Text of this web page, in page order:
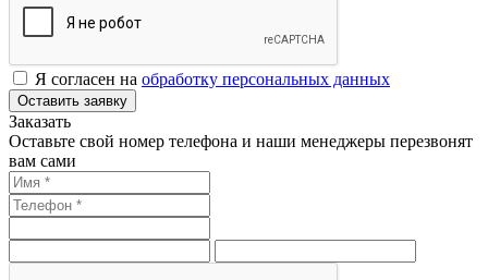
Я согласен на обработку персональных данных
Оставить заявку
Заказать
Оставьте свой номер телефона и наши менеджеры перезвонят
вам сами